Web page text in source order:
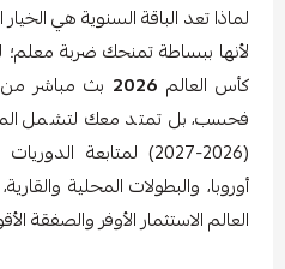
لماذا تعد الباقة السنوية هي الخيار
لأنها ببساطة تمنحك ضربة
كأس العالم2026 بث مباشر من
فحسب، بل تمتد معك لتشمل
(2026-2027) لمتابعة
أوروبا، والبطولات المحلية
العالم الاستثمار الأوفر